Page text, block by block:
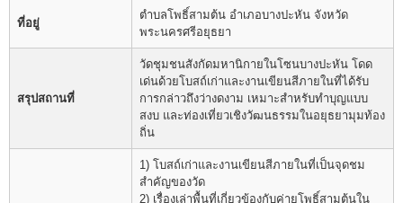
ที่อยู่
ตำบลโพธิ์สามต้น อำเภอบางปะหัน จังหวัด
พระนครศรีอยุธยา
สรุปสถานที่
วัดชุมชนสังกัดมหานิกายในโซนบางปะหัน โดด
เด่นด้วยโบสถ์เก่าและงานเขียนสีภายในที่ได้รับ
การกล่าวถึงว่างดงาม เหมาะสำหรับทำบุญแบบ
สงบ และท่องเที่ยวเชิงวัฒนธรรมในอยุธยามุมท้อง
ถิ่น
1) โบสถ์เก่าและงานเขียนสีภายในที่เป็นจุดชม
สำคัญของวัด
2) เรื่องเล่าพื้นที่เกี่ยวข้องกับค่ายโพธิ์สามต้นใน